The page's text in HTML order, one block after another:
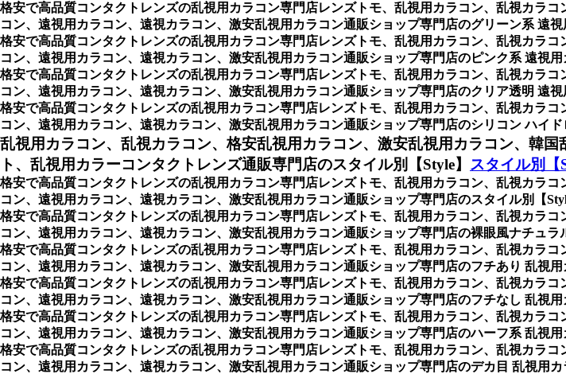
格安で高品質コンタクトレンズの乱視用カラコン専門店レンズトモ、乱視用カラコン、乱視カラ
コン、遠視用カラコン、遠視カラコン、激安乱視用カラコン通販ショップ専門店のグリーン系 遠
格安で高品質コンタクトレンズの乱視用カラコン専門店レンズトモ、乱視用カラコン、乱視カラ
コン、遠視用カラコン、遠視カラコン、激安乱視用カラコン通販ショップ専門店のピンク系 遠視
格安で高品質コンタクトレンズの乱視用カラコン専門店レンズトモ、乱視用カラコン、乱視カラ
コン、遠視用カラコン、遠視カラコン、激安乱視用カラコン通販ショップ専門店のクリア透明 遠
格安で高品質コンタクトレンズの乱視用カラコン専門店レンズトモ、乱視用カラコン、乱視カラ
コン、遠視用カラコン、遠視カラコン、激安乱視用カラコン通販ショップ専門店のシリコン ハイド
乱視用カラコン、乱視カラコン、格安乱視用カラコン、激安乱視用カラコン、韓
ト、乱視用カラーコンタクトレンズ通販専門店のスタイル別【Style】 スタイル別【
格安で高品質コンタクトレンズの乱視用カラコン専門店レンズトモ、乱視用カラコン、乱視カラ
コン、遠視用カラコン、遠視カラコン、激安乱視用カラコン通販ショップ専門店のスタイル別【
格安で高品質コンタクトレンズの乱視用カラコン専門店レンズトモ、乱視用カラコン、乱視カラ
コン、遠視用カラコン、遠視カラコン、激安乱視用カラコン通販ショップ専門店の裸眼風ナチュラ
格安で高品質コンタクトレンズの乱視用カラコン専門店レンズトモ、乱視用カラコン、乱視カラ
コン、遠視用カラコン、遠視カラコン、激安乱視用カラコン通販ショップ専門店のフチあり 乱視
格安で高品質コンタクトレンズの乱視用カラコン専門店レンズトモ、乱視用カラコン、乱視カラ
コン、遠視用カラコン、遠視カラコン、激安乱視用カラコン通販ショップ専門店のフチなし 乱視
格安で高品質コンタクトレンズの乱視用カラコン専門店レンズトモ、乱視用カラコン、乱視カラ
コン、遠視用カラコン、遠視カラコン、激安乱視用カラコン通販ショップ専門店のハーフ系 乱視
格安で高品質コンタクトレンズの乱視用カラコン専門店レンズトモ、乱視用カラコン、乱視カラ
コン、遠視用カラコン、遠視カラコン、激安乱視用カラコン通販ショップ専門店のデカ目 乱視用カ